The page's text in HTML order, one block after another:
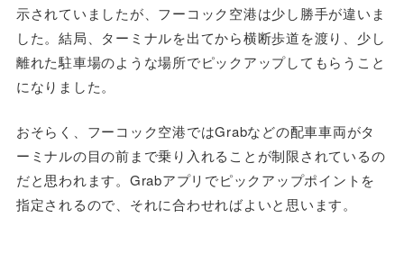
示されていましたが、フーコック空港は少し勝手が違いま
した。結局、ターミナルを出てから横断歩道を渡り、少し
離れた駐車場のような場所でピックアップしてもらうこと
になりました。
おそらく、フーコック空港ではGrabなどの配車車両がタ
ーミナルの目の前まで乗り入れることが制限されているの
だと思われます。Grabアプリでピックアップポイントを
指定されるので、それに合わせればよいと思います。